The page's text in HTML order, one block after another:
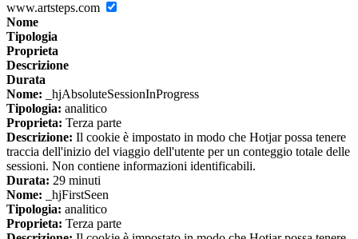
www.artsteps.com
Nome
Tipologia
Proprieta
Descrizione
Durata
Nome: _hjAbsoluteSessionInProgress
Tipologia: analitico
Proprieta: Terza parte
Descrizione: Il cookie è impostato in modo che Hotjar possa tenere
traccia dell'inizio del viaggio dell'utente per un conteggio totale delle
sessioni. Non contiene informazioni identificabili.
Durata: 29 minuti
Nome: _hjFirstSeen
Tipologia: analitico
Proprieta: Terza parte